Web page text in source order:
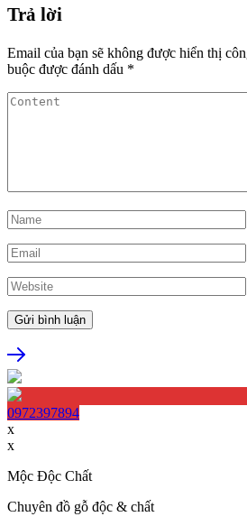
Trả lời
Email của bạn sẽ không được hiển thị
buộc được đánh dấu *
0972397894
x
x
Mộc Độc Chất
Chuyên đồ gỗ độc & chất